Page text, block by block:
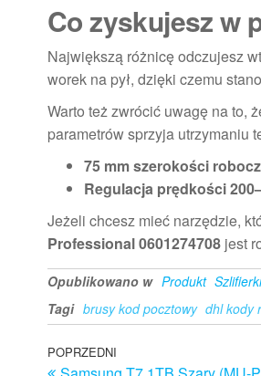
Co zyskujesz w
Największą różnicę odczujesz
worek na pył, dzięki czemu
Warto też zwrócić uwagę na to,
parametrów sprzyja utrzymaniu
75 mm szerokości
Regulacja prędkości
Jeżeli chcesz mieć narzędzie,
Professional 0601274708 jest
Opublikowano w Produkt
Tagi brusy kod pocztowy dhl kody
Nawigacja
Poprzedni
POPRZEDNI